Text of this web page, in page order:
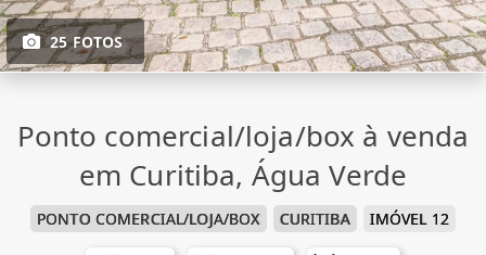
25 FOTOS
Ponto comercial/loja/box à venda
em Curitiba, Água Verde
PONTO COMERCIAL/LOJA/BOX CURITIBA IMÓVEL 12